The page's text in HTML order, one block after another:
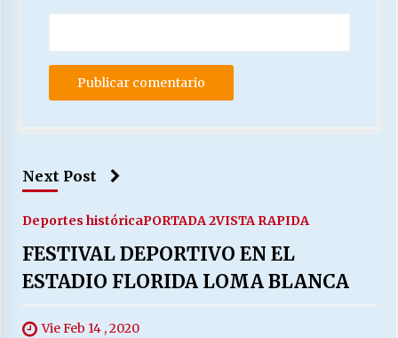
Next Post
Deportes históricaPORTADA 2VISTA RAPIDA
FESTIVAL DEPORTIVO EN EL
ESTADIO FLORIDA LOMA BLANCA
Vie Feb 14 , 2020